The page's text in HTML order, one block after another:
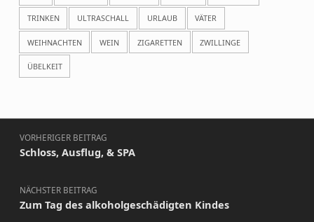
TRINKEN ULTRASCHALL URLAUB VÄTER
WEIHNACHTEN WEIN ZIGARETTEN ZWILLINGE
ÜBELKEIT
Beitragsnavigation
VORHERIGER BEITRAG
Schloss, Ausflug, & SPA
NÄCHSTER BEITRAG
Zum Tag des alkoholgeschädigten Kindes